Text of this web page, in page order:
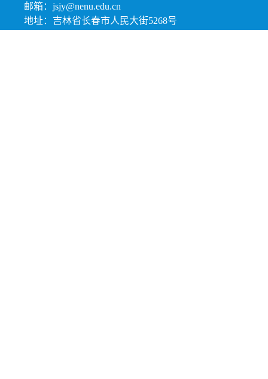
邮箱：jsjy@nenu.edu.cn
地址：吉林省长春市人民大街5268号